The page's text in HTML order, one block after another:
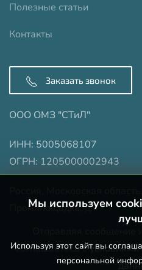
Мы используем
Используя этот сайт вы
персональной
Полезные статьи
Контакты
Заказать звонок
ООО ОМЗ "СТиЛ"
ИНН: 5005068107
ОГРН: 1205000002943
Промплощадка, д.7
соглашаетесь сусловиями